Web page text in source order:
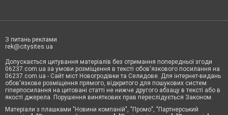
З питань реклами
rek@citysites.ua
Допускається цитування матеріалів без отримання попередньої згоди
06237.com.ua за умови розміщення в тексті обов'язкового посилання на
06237.com.ua - Сайт міст Новогродівки та Селидове. Для інтернет-видань
обов'язкове розміщення прямого, відкритого для пошукових систем
гіперпосилання на цитовані статті не нижче другого абзацу в тексті або в
якості джерела. Порушення виняткових прав переслідується Законом.
Матеріали з плашками "Новини компаній", "Промо", "Партнерський